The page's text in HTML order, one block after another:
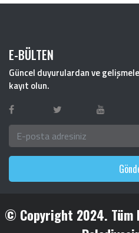
E-BÜLTEN
Güncel duyurulardan ve
kayıt olun.
© Copyright 2024. Tüm